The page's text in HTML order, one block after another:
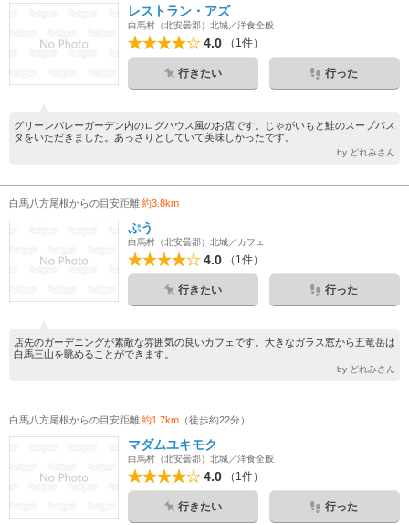
レストラン・アズ
白馬村（北安曇郡）北城／洋食全般
4.0 （1件）
行きたい 行った
グリーンバレーガーデン内のログハウス風のお店です。じゃがいもと鮭のスープパス
タをいただきました。あっさりとしていて美味しかったです。
by どれみさん
白馬八方尾根からの目安距離約3.8km
ぷう
白馬村（北安曇郡）北城／カフェ
4.0 （1件）
行きたい 行った
店先のガーデニングが素敵な雰囲気の良いカフェです。大きなガラス窓から五竜岳は
白馬三山を眺めることができます。
by どれみさん
白馬八方尾根からの目安距離約1.7km （徒歩約22分）
マダムユキモク
白馬村（北安曇郡）北城／洋食全般
4.0 （1件）
行きたい 行った